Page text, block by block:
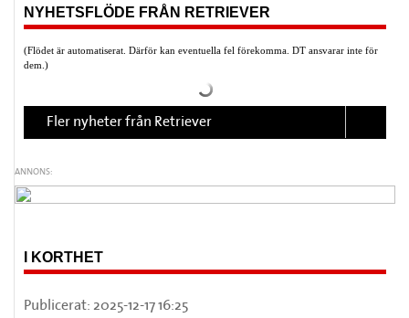
NYHETSFLÖDE FRÅN RETRIEVER
(Flödet är automatiserat. Därför kan eventuella fel förekomma. DT ansvarar inte för
dem.)
Fler nyheter från Retriever
ANNONS:
I KORTHET
Publicerat: 2025-12-17 16:25